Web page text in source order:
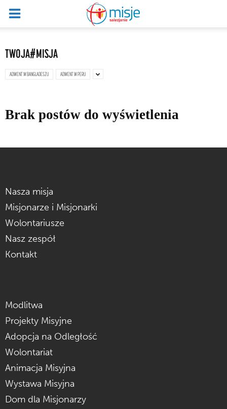
TWOJA#MISJA
ADWENT W BANGLADESZU ADWENT W PERU
Brak postów do wyświetlenia
Nasza misja
Misjonarze i Misjonarki
Wolontariusze
Nasz zespół
Kontakt
Modlitwa
Projekty Misyjne
Adopcja na Odległość
Wolontariat
Animacja Misyjna
Wystawa Misyjna
Dom dla Misjonarzy